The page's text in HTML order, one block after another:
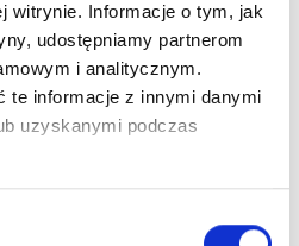
witrynie. Informacje o tym, jak
udostępniamy partnerom
i analitycznym.
te informacje z innymi danymi
uzyskanymi podczas